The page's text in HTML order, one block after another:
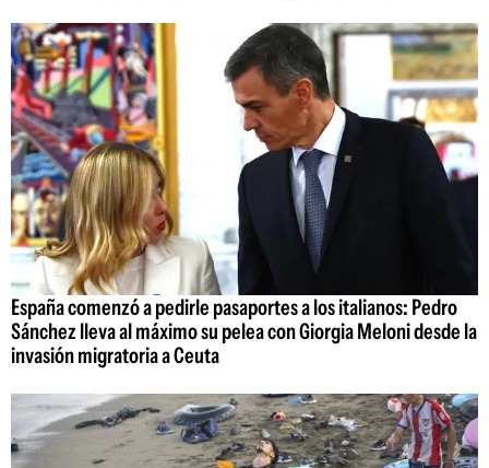
España comenzó a pedirle pasaportes a los italianos: Pedro
Sánchez lleva al máximo su pelea con Giorgia Meloni desde la
invasión migratoria a Ceuta